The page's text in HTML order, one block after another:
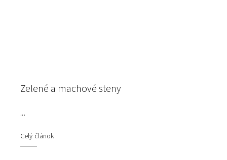
Zelené a machové steny
...
Celý článok